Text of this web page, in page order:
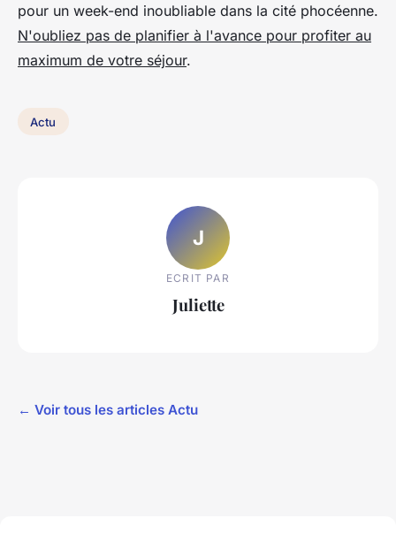
pour un week-end inoubliable dans la cité phocéenne.
N'oubliez pas de planifier à l'avance pour profiter au
maximum de votre séjour.
Actu
J
ECRIT PAR
Juliette
← Voir tous les articles Actu